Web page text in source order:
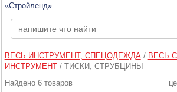
«Стройленд».
ВЕСЬ ИНСТРУМЕНТ, СПЕЦОДЕЖДА/ ВЕСЬ
ИНСТРУМЕНТ/ ТИСКИ, СТРУБЦИНЫ
Найдено 6 товаров